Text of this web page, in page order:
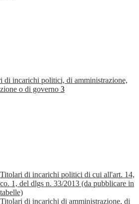
di incarichi politici, di amministrazione,
o di governo 3
Titolari di incarichi politici di cui all'art. 14,
co. 1, del dlgs n. 33/2013 (da pubblicare in
tabelle)
Titolari di incarichi di amministrazione, di